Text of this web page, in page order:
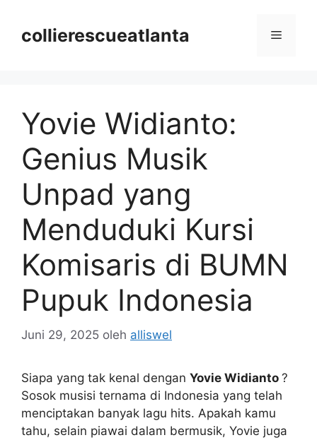
collierescueatlanta Menu
Yovie Widianto:
Genius Musik
Unpad yang
Menduduki Kursi
Komisaris di BUMN
Pupuk Indonesia
Juni 29, 2025 oleh alliswel
Siapa yang tak kenal dengan Yovie Widianto ?
Sosok musisi ternama di Indonesia yang telah
menciptakan banyak lagu hits. Apakah kamu
tahu, selain piawai dalam bermusik, Yovie juga